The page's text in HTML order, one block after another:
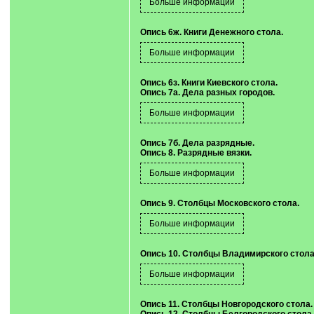
Опись 6ж. Книги Денежного стола.
Опись 6з. Книги Киевского стола.
Опись 7а. Дела разных городов.
Опись 7б. Дела разрядные.
Опись 8. Разрядные вязки.
Опись 9. Столбцы Московского стола.
Опись 10. Столбцы Владимирского
Опись 11. Столбцы Новгородского стола.